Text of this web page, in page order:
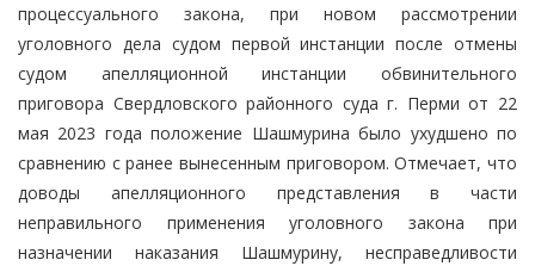
процессуального закона, при новом рассмотрении
уголовного дела судом первой инстанции после отмены
судом апелляционной инстанции обвинительного
приговора Свердловского районного суда г. Перми от 22
мая 2023 года положение Шашмурина было ухудшено по
сравнению с ранее вынесенным приговором. Отмечает, что
доводы апелляционного представления в части
неправильного применения уголовного закона при
назначении наказания Шашмурину, несправедливости